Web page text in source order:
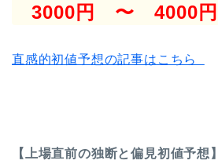
3000円 〜 4000円
直感的初値予想の記事はこちら
【上場直前の独断と偏見初値予想】